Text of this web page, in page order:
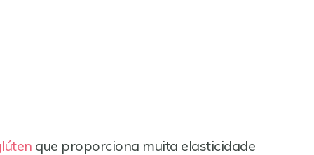
que proporciona muita elasticidade